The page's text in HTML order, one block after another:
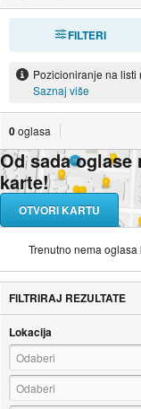
FILTERI
Pozicioniranje na listi
Saznaj više
0oglasa
Od sada
karte!
OTVORI KARTU
Trenutno nema
FILTRIRAJ REZULTATE
Lokacija
Odaberi
Odaberi